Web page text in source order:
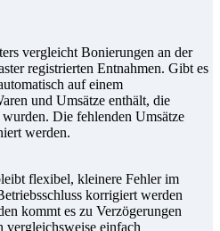
vergleicht Bonierungen an der
registrierten Entnahmen. Gibt es
auf einem
und Umsätze enthält, die
Die fehlenden Umsätze
werden.
flexibel, kleinere Fehler im
korrigiert werden
kommt es zu Verzögerungen
einfach